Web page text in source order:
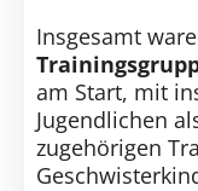
Insgesamt
am Start, mit
Jugendlichen
zugehörigen